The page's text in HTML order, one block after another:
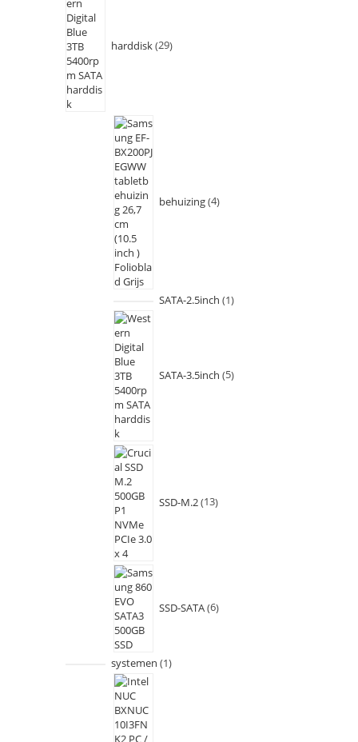
harddisk 29
behuizing 4
SATA-2.5inch 1
SATA-3.5inch 5
SSD-M.2 13
SSD-SATA 6
systemen 1